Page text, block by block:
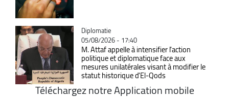
Catégorie
Diplomatie
05/08/2026 - 17:40
M. Attaf appelle à intensifier l'action
politique et diplomatique face aux
mesures unilatérales visant à modifier le
statut historique d'El-Qods
Téléchargez notre Application mobile